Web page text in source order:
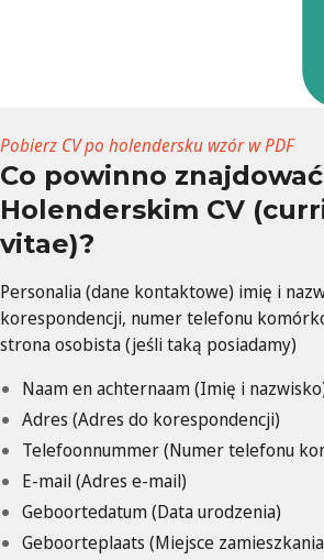
Pobierz CV po holendersku wzór w PDF
Co powinno
Holenderskim CV
vitae)?
Personalia (dane kontaktowe) imię i
korespondencji, numer telefonu
strona osobista (jeśli taką posiadamy)
Naam en achternaam (Imię i
Adres (Adres do korespondencji)
Telefoonnummer (Numer telefonu
E-mail (Adres e-mail)
Geboortedatum (Data urodzenia)
Geboorteplaats (Miejsce